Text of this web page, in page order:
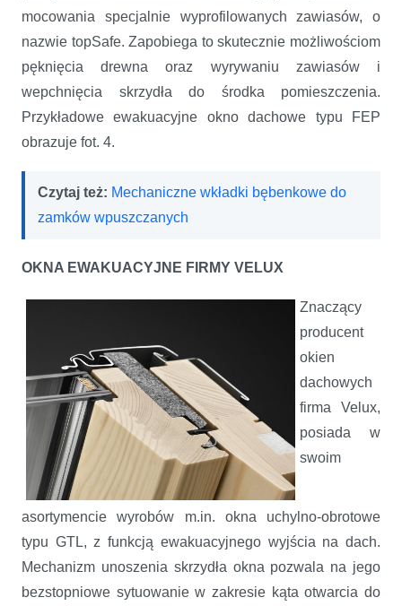
mocowania specjalnie wyprofilowanych zawiasów, o
nazwie topSafe. Zapobiega to skutecznie możliwościom
pęknięcia drewna oraz wyrywaniu zawiasów i
wepchnięcia skrzydła do środka pomieszczenia.
Przykładowe ewakuacyjne okno dachowe typu FEP
obrazuje fot. 4.
Czytaj też: Mechaniczne wkładki bębenkowe do
zamków wpuszczanych
OKNA EWAKUACYJNE FIRMY VELUX
Znaczący
producent
okien
dachowych
firma Velux,
posiada w
swoim
asortymencie wyrobów m.in. okna uchylno-obrotowe
typu GTL, z funkcją ewakuacyjnego wyjścia na dach.
Mechanizm unoszenia skrzydła okna pozwala na jego
bezstopniowe sytuowanie w zakresie kąta otwarcia do